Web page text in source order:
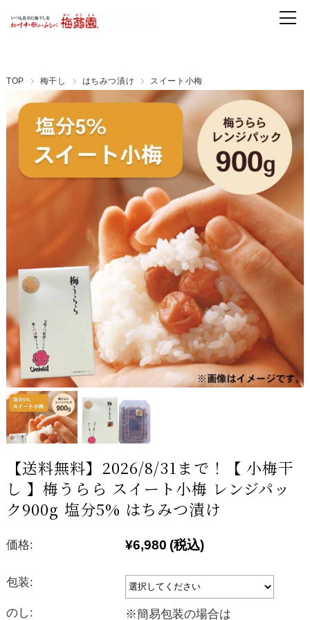
TOP 梅干し はちみつ漬け スイート小梅
【送料無料】2026/8/31まで！【 小梅干
し 】梅うらら スイート小梅 レンジパッ
ク900g 塩分5% はちみつ漬け
価格: ¥6,980 (税込)
包装:
のし: ※簡易包装の場合は